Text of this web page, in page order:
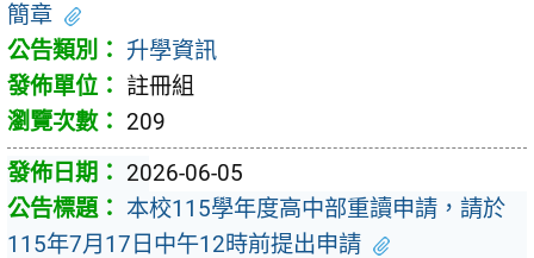
簡章
升學資訊
註冊組
209
2026-06-05
本校115學年度高中部重讀申請，請於
115年7月17日中午12時前提出申請